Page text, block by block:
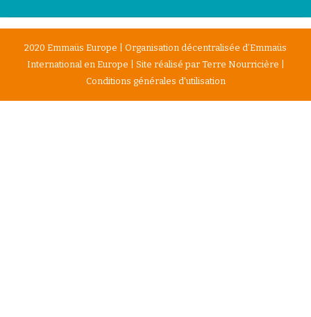
2020 Emmaüs Europe | Organisation décentralisée d’Emmaüs
International en Europe | Site réalisé par Terre Nourricière
Conditions générales d'utilisation